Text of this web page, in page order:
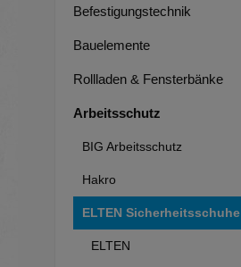
Befestigungstechnik
Bauelemente
Rollladen & Fensterbänke
Arbeitsschutz
BIG Arbeitsschutz
Hakro
ELTEN Sicherheitsschuhe
ELTEN